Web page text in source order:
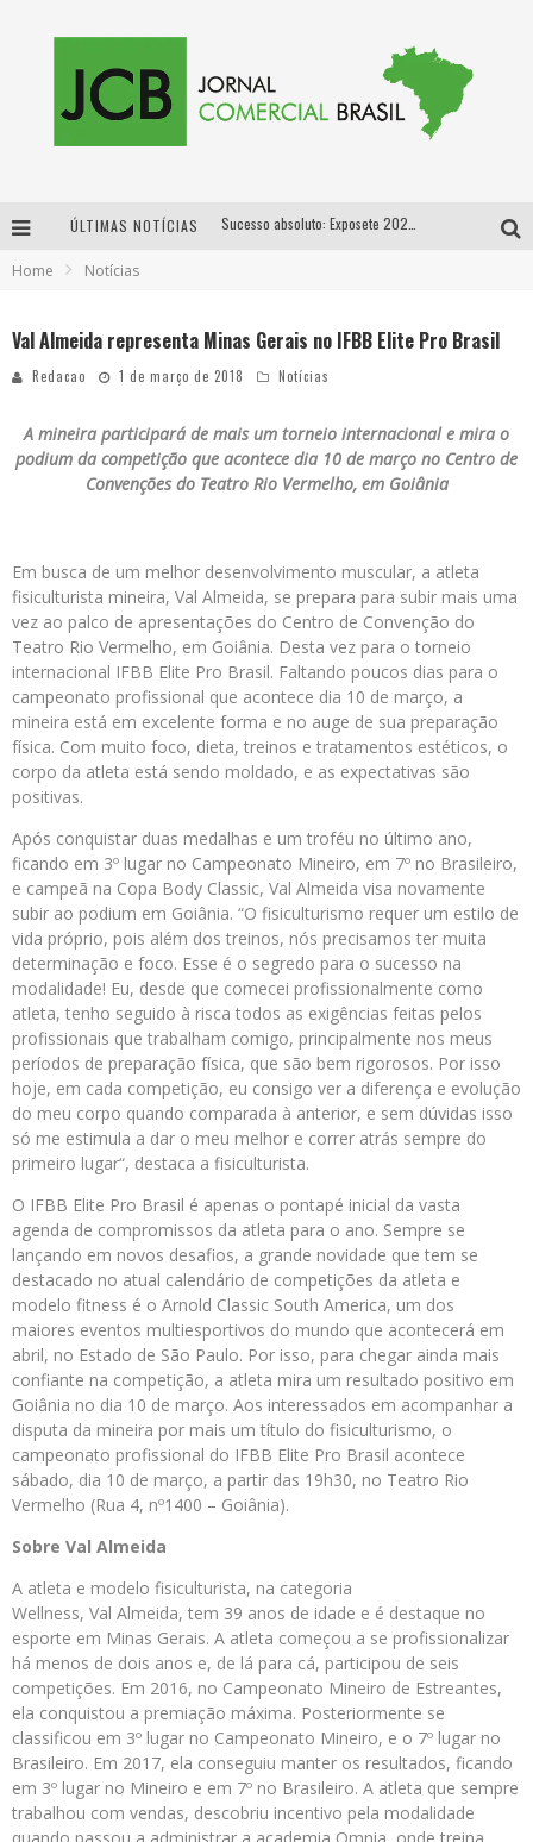
ÚLTIMAS NOTÍCIAS
Home Notícias
Val Almeida representa Minas Gerais no IFBB Elite Pro Brasil
Redacao 1 de março de 2018 Notícias
A mineira participará de mais um torneio internacional e mira o
podium da competição que acontece dia 10 de março no Centro de
Convenções do Teatro Rio Vermelho, em Goiânia
Em busca de um melhor desenvolvimento muscular, a atleta
fisiculturista mineira, Val Almeida, se prepara para subir mais uma
vez ao palco de apresentações do Centro de Convenção do
Teatro Rio Vermelho, em Goiânia. Desta vez para o torneio
internacional IFBB Elite Pro Brasil. Faltando poucos dias para o
campeonato profissional que acontece dia 10 de março, a
mineira está em excelente forma e no auge de sua preparação
física. Com muito foco, dieta, treinos e tratamentos estéticos, o
corpo da atleta está sendo moldado, e as expectativas são
positivas.
Após conquistar duas medalhas e um troféu no último ano,
ficando em 3º lugar no Campeonato Mineiro, em 7º no Brasileiro,
e campeã na Copa Body Classic, Val Almeida visa novamente
subir ao podium em Goiânia. “O fisiculturismo requer um estilo de
vida próprio, pois além dos treinos, nós precisamos ter muita
determinação e foco. Esse é o segredo para o sucesso na
modalidade! Eu, desde que comecei profissionalmente como
atleta, tenho seguido à risca todos as exigências feitas pelos
profissionais que trabalham comigo, principalmente nos meus
períodos de preparação física, que são bem rigorosos. Por isso
hoje, em cada competição, eu consigo ver a diferença e evolução
do meu corpo quando comparada à anterior, e sem dúvidas isso
só me estimula a dar o meu melhor e correr atrás sempre do
primeiro lugar“, destaca a fisiculturista.
O IFBB Elite Pro Brasil é apenas o pontapé inicial da vasta
agenda de compromissos da atleta para o ano. Sempre se
lançando em novos desafios, a grande novidade que tem se
destacado no atual calendário de competições da atleta e
modelo fitness é o Arnold Classic South America, um dos
maiores eventos multiesportivos do mundo que acontecerá em
abril, no Estado de São Paulo. Por isso, para chegar ainda mais
confiante na competição, a atleta mira um resultado positivo em
Goiânia no dia 10 de março. Aos interessados em acompanhar a
disputa da mineira por mais um título do fisiculturismo, o
campeonato profissional do IFBB Elite Pro Brasil acontece
sábado, dia 10 de março, a partir das 19h30, no Teatro Rio
Vermelho (Rua 4, nº1400 – Goiânia).
Sobre Val Almeida
A atleta e modelo fisiculturista, na categoria
Wellness, Val Almeida, tem 39 anos de idade e é destaque no
esporte em Minas Gerais. A atleta começou a se profissionalizar
há menos de dois anos e, de lá para cá, participou de seis
competições. Em 2016, no Campeonato Mineiro de Estreantes,
ela conquistou a premiação máxima. Posteriormente se
classificou em 3º lugar no Campeonato Mineiro, e o 7º lugar no
Brasileiro. Em 2017, ela conseguiu manter os resultados, ficando
em 3º lugar no Mineiro e em 7º no Brasileiro. A atleta que sempre
trabalhou com vendas, descobriu incentivo pela modalidade